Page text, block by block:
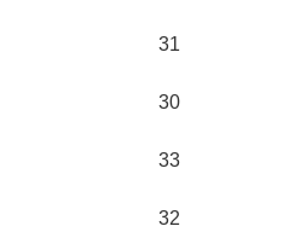
31
30
33
32